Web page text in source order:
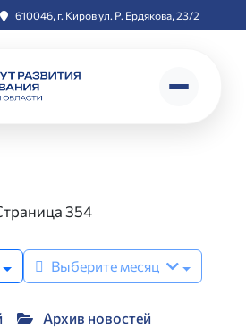
610046, г. Киров ул. Р. Ердякова, 23/2
354
Выберите месяц
Архив новостей